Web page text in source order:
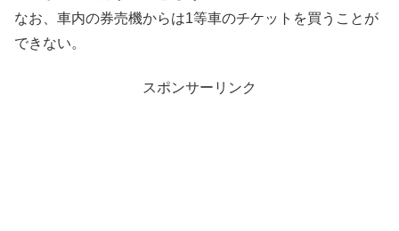
なお、車内の券売機からは1等車のチケットを買うことが
できない。
スポンサーリンク